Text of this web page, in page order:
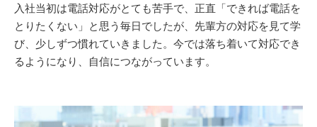
入社当初は電話対応がとても苦手で、正直「できれば電話を
とりたくない」と思う毎日でしたが、先輩方の対応を見て学
び、少しずつ慣れていきました。今では落ち着いて対応でき
るようになり、自信につながっています。